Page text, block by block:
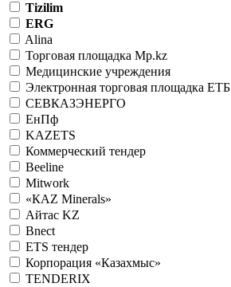
Tizilim
ERG
Alina
Торговая площадка Mp.kz
Медицинские учреждения
Электронная торговая площадка ЕТБ
СЕВКАЗЭНЕРГО
ЕнПф
KAZETS
Коммерческий тендер
Beeline
Mitwork
«КАZ Minerals»
Айтас KZ
Bnect
ETS тендер
Корпорация «Казахмыс»
TENDERIX